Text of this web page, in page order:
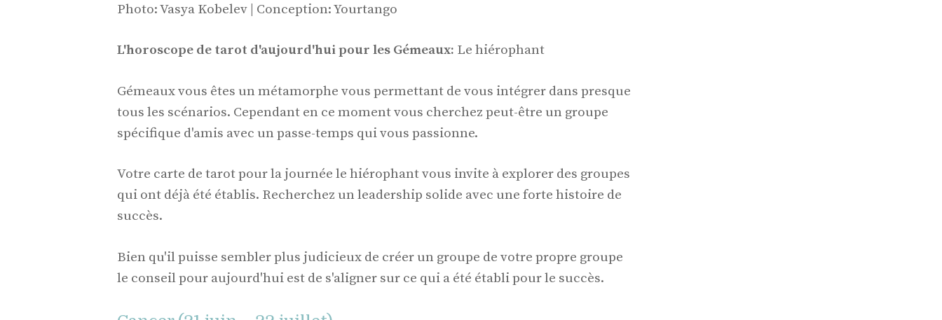
Photo: Vasya Kobelev | Conception: Yourtango
L'horoscope de tarot d'aujourd'hui pour les Gémeaux: Le hiérophant
Gémeaux vous êtes un métamorphe vous permettant de vous intégrer dans presque
tous les scénarios. Cependant en ce moment vous cherchez peut-être un groupe
spécifique d'amis avec un passe-temps qui vous passionne.
Votre carte de tarot pour la journée le hiérophant vous invite à explorer des groupes
qui ont déjà été établis. Recherchez un leadership solide avec une forte histoire de
succès.
Bien qu'il puisse sembler plus judicieux de créer un groupe de votre propre groupe
le conseil pour aujourd'hui est de s'aligner sur ce qui a été établi pour le succès.